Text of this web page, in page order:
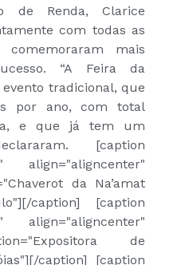
de Renda, Clarice
com todas as
comemoraram mais
“A Feira da
tradicional, que
por ano, com total
e que já tem um
[caption
align="aligncenter"
da Na’amat
[/caption] [caption
align="aligncenter"
de
[/caption] [caption